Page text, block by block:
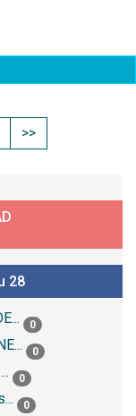
>>
28
0
0
0
0